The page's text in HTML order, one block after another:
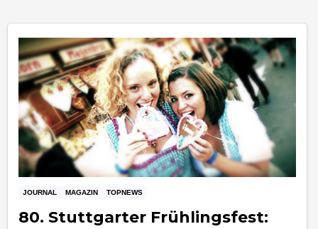
JOURNAL MAGAZIN TOPNEWS
80. Stuttgarter Frühlingsfest: